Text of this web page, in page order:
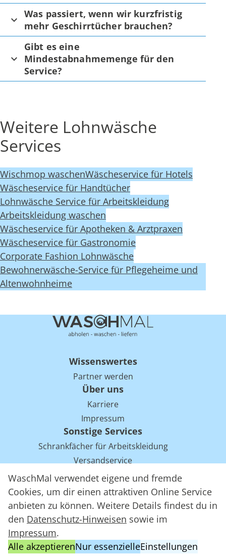
WaschMal verwendet eigene und fremde
Cookies, um dir einen attraktiven Online Service
anbieten zu können. Weitere Details findest du in
den Datenschutz-Hinweisen sowie im
Impressum.
Alle akzeptierenNur essenzielleEinstellungen
Was passiert, wenn wir kurzfristig
mehr Geschirrtücher brauchen?
Gibt es eine
Mindestabnahmemenge für den
Service?
Weitere Lohnwäsche
Services
Wischmop waschenWäscheservice für Hotels
Wäscheservice für Handtücher
Lohnwäsche Service für Arbeitskleidung
Arbeitskleidung waschen
Wäscheservice für Apotheken & Arztpraxen
Wäscheservice für Gastronomie
Corporate Fashion Lohnwäsche
Bewohnerwäsche-Service für Pflegeheime und
Altenwohnheime
Wissenswertes
Partner werden
Über uns
Karriere
Impressum
Sonstige Services
Schrankfächer für Arbeitskleidung
Versandservice
Einsparpotentiale für Mietwäsche bei Arbeitskleidung
Arbeitskleidung Tracking mit RFID
WaschMal GmbH 2016 – 2026
Datenschutz
Allgemeine Geschäftsbedingungen